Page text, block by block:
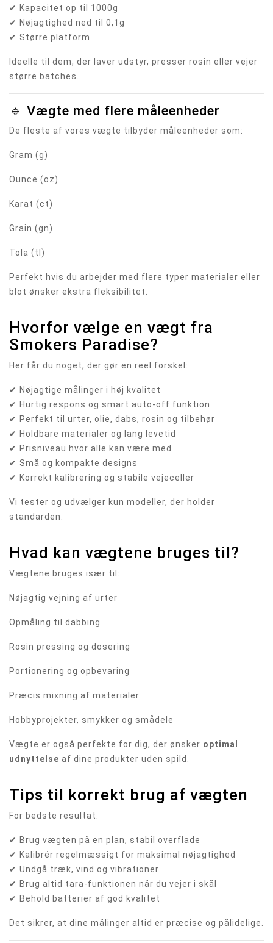
✔ Kapacitet op til 1000g
✔ Nøjagtighed ned til 0,1g
✔ Større platform
Ideelle til dem, der laver udstyr, presser rosin eller vejer
større batches.
🔹 Vægte med flere måleenheder
De fleste af vores vægte tilbyder måleenheder som:
Gram (g)
Ounce (oz)
Karat (ct)
Grain (gn)
Tola (tl)
Perfekt hvis du arbejder med flere typer materialer eller
blot ønsker ekstra fleksibilitet.
Hvorfor vælge en vægt fra
Smokers Paradise?
Her får du noget, der gør en reel forskel:
✔ Nøjagtige målinger i høj kvalitet
✔ Hurtig respons og smart auto-off funktion
✔ Perfekt til urter, olie, dabs, rosin og tilbehør
✔ Holdbare materialer og lang levetid
✔ Prisniveau hvor alle kan være med
✔ Små og kompakte designs
✔ Korrekt kalibrering og stabile vejeceller
Vi tester og udvælger kun modeller, der holder
standarden.
Hvad kan vægtene bruges til?
Vægtene bruges især til:
Nøjagtig vejning af urter
Opmåling til dabbing
Rosin pressing og dosering
Portionering og opbevaring
Præcis mixning af materialer
Hobbyprojekter, smykker og smådele
Vægte er også perfekte for dig, der ønsker optimal
udnyttelse af dine produkter uden spild.
Tips til korrekt brug af vægten
For bedste resultat:
✔ Brug vægten på en plan, stabil overflade
✔ Kalibrér regelmæssigt for maksimal nøjagtighed
✔ Undgå træk, vind og vibrationer
✔ Brug altid tara-funktionen når du vejer i skål
✔ Behold batterier af god kvalitet
Det sikrer, at dine målinger altid er præcise og pålidelige.